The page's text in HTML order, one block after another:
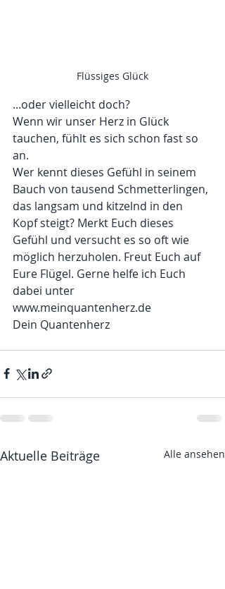
Flüssiges Glück
...oder vielleicht doch?
Wenn wir unser Herz in Glück
tauchen, fühlt es sich schon fast so
an.
Wer kennt dieses Gefühl in seinem
Bauch von tausend Schmetterlingen,
das langsam und kitzelnd in den
Kopf steigt? Merkt Euch dieses
Gefühl und versucht es so oft wie
möglich herzuholen. Freut Euch auf
Eure Flügel. Gerne helfe ich Euch
dabei unter
www.meinquantenherz.de
Dein Quantenherz
Aktuelle Beiträge Alle ansehen